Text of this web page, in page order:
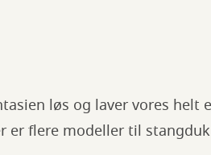
løs og laver vores helt
er flere modeller til